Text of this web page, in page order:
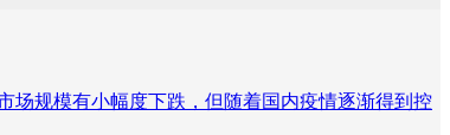
场规模有小幅度下跌，但随着国内疫情逐渐得到控